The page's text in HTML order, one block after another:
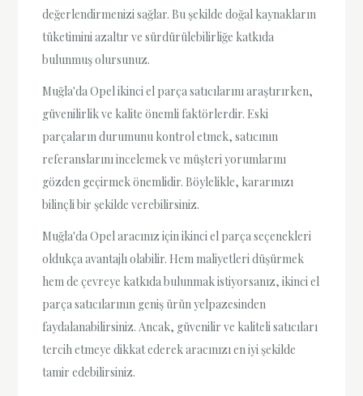
değerlendirmenizi sağlar. Bu şekilde doğal kaynakların
tüketimini azaltır ve sürdürülebilirliğe katkıda
bulunmuş olursunuz.
Muğla'da Opel ikinci el parça satıcılarını araştırırken,
güvenilirlik ve kalite önemli faktörlerdir. Eski
parçaların durumunu kontrol etmek, satıcının
referanslarını incelemek ve müşteri yorumlarını
gözden geçirmek önemlidir. Böylelikle, kararınızı
bilinçli bir şekilde verebilirsiniz.
Muğla'da Opel aracınız için ikinci el parça seçenekleri
oldukça avantajlı olabilir. Hem maliyetleri düşürmek
hem de çevreye katkıda bulunmak istiyorsanız, ikinci el
parça satıcılarının geniş ürün yelpazesinden
faydalanabilirsiniz. Ancak, güvenilir ve kaliteli satıcıları
tercih etmeye dikkat ederek aracınızı en iyi şekilde
tamir edebilirsiniz.